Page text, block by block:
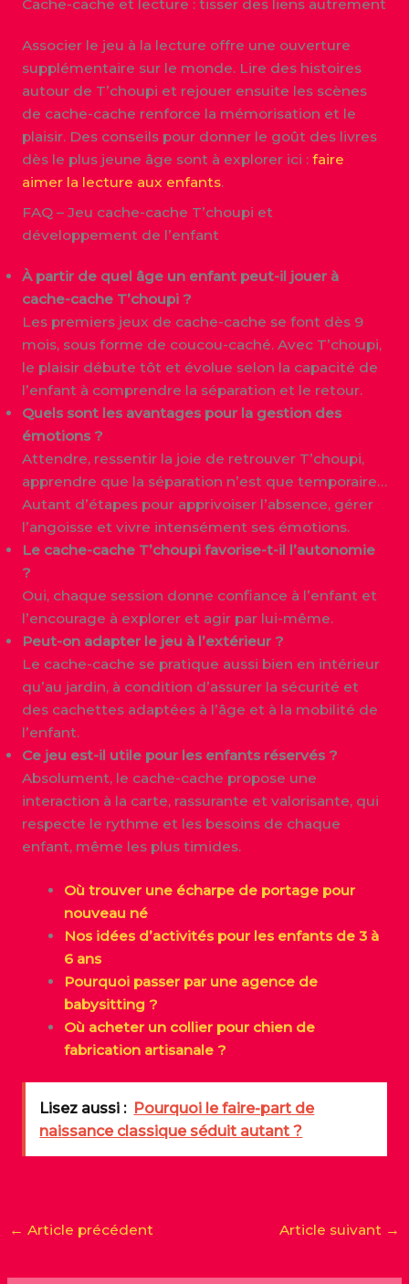
Cache-cache et lecture : tisser des liens autrement
Associer le jeu à la lecture offre une ouverture
supplémentaire sur le monde. Lire des histoires
autour de T’choupi et rejouer ensuite les scènes
de cache-cache renforce la mémorisation et le
plaisir. Des conseils pour donner le goût des livres
dès le plus jeune âge sont à explorer ici : faire
aimer la lecture aux enfants.
FAQ – Jeu cache-cache T’choupi et
développement de l’enfant
À partir de quel âge un enfant peut-il jouer à
cache-cache T’choupi ?
Les premiers jeux de cache-cache se font dès 9
mois, sous forme de coucou-caché. Avec T’choupi,
le plaisir débute tôt et évolue selon la capacité de
l’enfant à comprendre la séparation et le retour.
Quels sont les avantages pour la gestion des
émotions ?
Attendre, ressentir la joie de retrouver T’choupi,
apprendre que la séparation n’est que temporaire…
Autant d’étapes pour apprivoiser l’absence, gérer
l’angoisse et vivre intensément ses émotions.
Le cache-cache T’choupi favorise-t-il l’autonomie
?
Oui, chaque session donne confiance à l’enfant et
l’encourage à explorer et agir par lui-même.
Peut-on adapter le jeu à l’extérieur ?
Le cache-cache se pratique aussi bien en intérieur
qu’au jardin, à condition d’assurer la sécurité et
des cachettes adaptées à l’âge et à la mobilité de
l’enfant.
Ce jeu est-il utile pour les enfants réservés ?
Absolument, le cache-cache propose une
interaction à la carte, rassurante et valorisante, qui
respecte le rythme et les besoins de chaque
enfant, même les plus timides.
Où trouver une écharpe de portage pour
nouveau né
Nos idées d’activités pour les enfants de 3 à
6 ans
Pourquoi passer par une agence de
babysitting ?
Où acheter un collier pour chien de
fabrication artisanale ?
Lisez aussi : Pourquoi le faire-part de
naissance classique séduit autant ?
← Article précédent Article suivant →